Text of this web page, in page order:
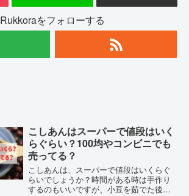
Rukkoraをフォローする
こしあんはスーパーで値段はいく
らぐらい？100均やコンビニでも
売ってる？
こしあんは、スーパーで値段はいくらぐ
らいでしょうか？時間がある時は手作り
するのもいいですが、小豆を茹でた後つ